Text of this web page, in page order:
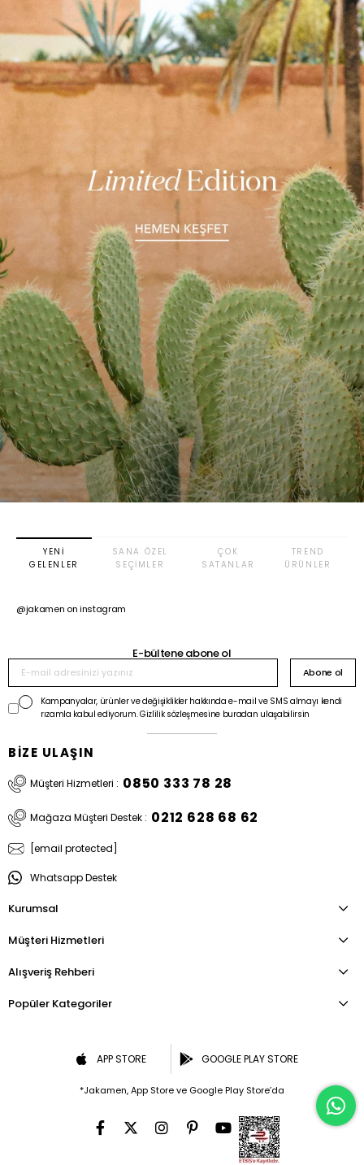
YENI
GELENLER
SANA ÖZEL
SEÇIMLER
ÇOK
SATANLAR
TREND
ÜRÜNLER
@jakamen on instagram
E-bültene abone ol
Abone ol
Kampanyalar, ürünler ve değişiklikler hakkında e-mail ve SMS almayı kendi
rızamla kabul ediyorum. Gizlilik sözleşmesine buradan ulaşabilirsin
BİZE ULAŞIN
Müşteri Hizmetleri : 0850 333 78 28
Mağaza Müşteri Destek : 0212 628 68 62
[email protected]
Whatsapp Destek
Kurumsal
Müşteri Hizmetleri
Alışveriş Rehberi
Popüler Kategoriler
APP STORE GOOGLE PLAY STORE
*Jakamen, App Store ve Google Play Store’da